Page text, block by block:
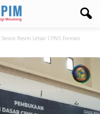
Resmi Letsar CPNS Formasi